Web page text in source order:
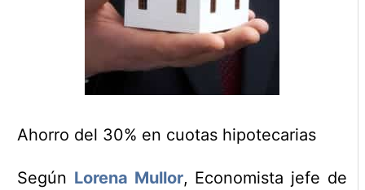
Ahorro del 30% en cuotas hipotecarias
Según Lorena Mullor, Economista jefe de